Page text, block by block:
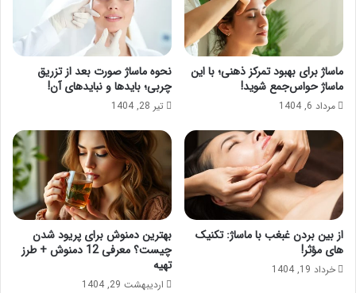
ماساژ برای بهبود تمرکز ذهنی؛ با این
ماساژ حواس‌جمع شوید!
مرداد 6, 1404
نحوه ماساژ صورت بعد از تزریق
چربی؛ بایدها و نبایدهای آن!
تیر 28, 1404
از بین بردن غبغب با ماساژ: تکنیک
های مؤثر!
خرداد 19, 1404
بهترین دمنوش برای پریود شدن
چیست؟ معرفی 12 دمنوش + طرز
تهیه
اردیبهشت 29, 1404